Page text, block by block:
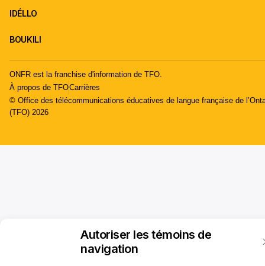
Autoriser les témoins de
navigation
IDÉLLO
BOUKILI
ONFR est la franchise d'information de TFO.
À propos de TFOCarrières
© Office des télécommunications éducatives de langue française de
(TFO) 2026